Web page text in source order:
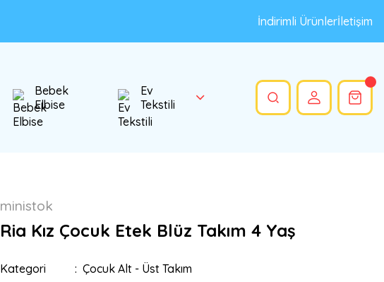
İndirimli Ürünlerİletişim
Bebek
Elbise
Ev
Tekstili
ministok
Ria Kız Çocuk Etek Blüz Takım 4 Yaş
Kategori
Çocuk Alt - Üst Takım